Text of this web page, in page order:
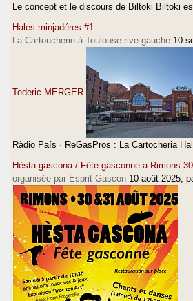
Le concept et le discours de Biltoki Biltoki
Hales minjadéres #1
La Cartoucherie à Toulouse rive gauche 10
Tederic MERGER
Ràdio País · ReGasPros : La Cartocheria
Hèsta gascona / Fête gasconne a Rimons
organisée par Esprit Gascon 10 août 2025 ,